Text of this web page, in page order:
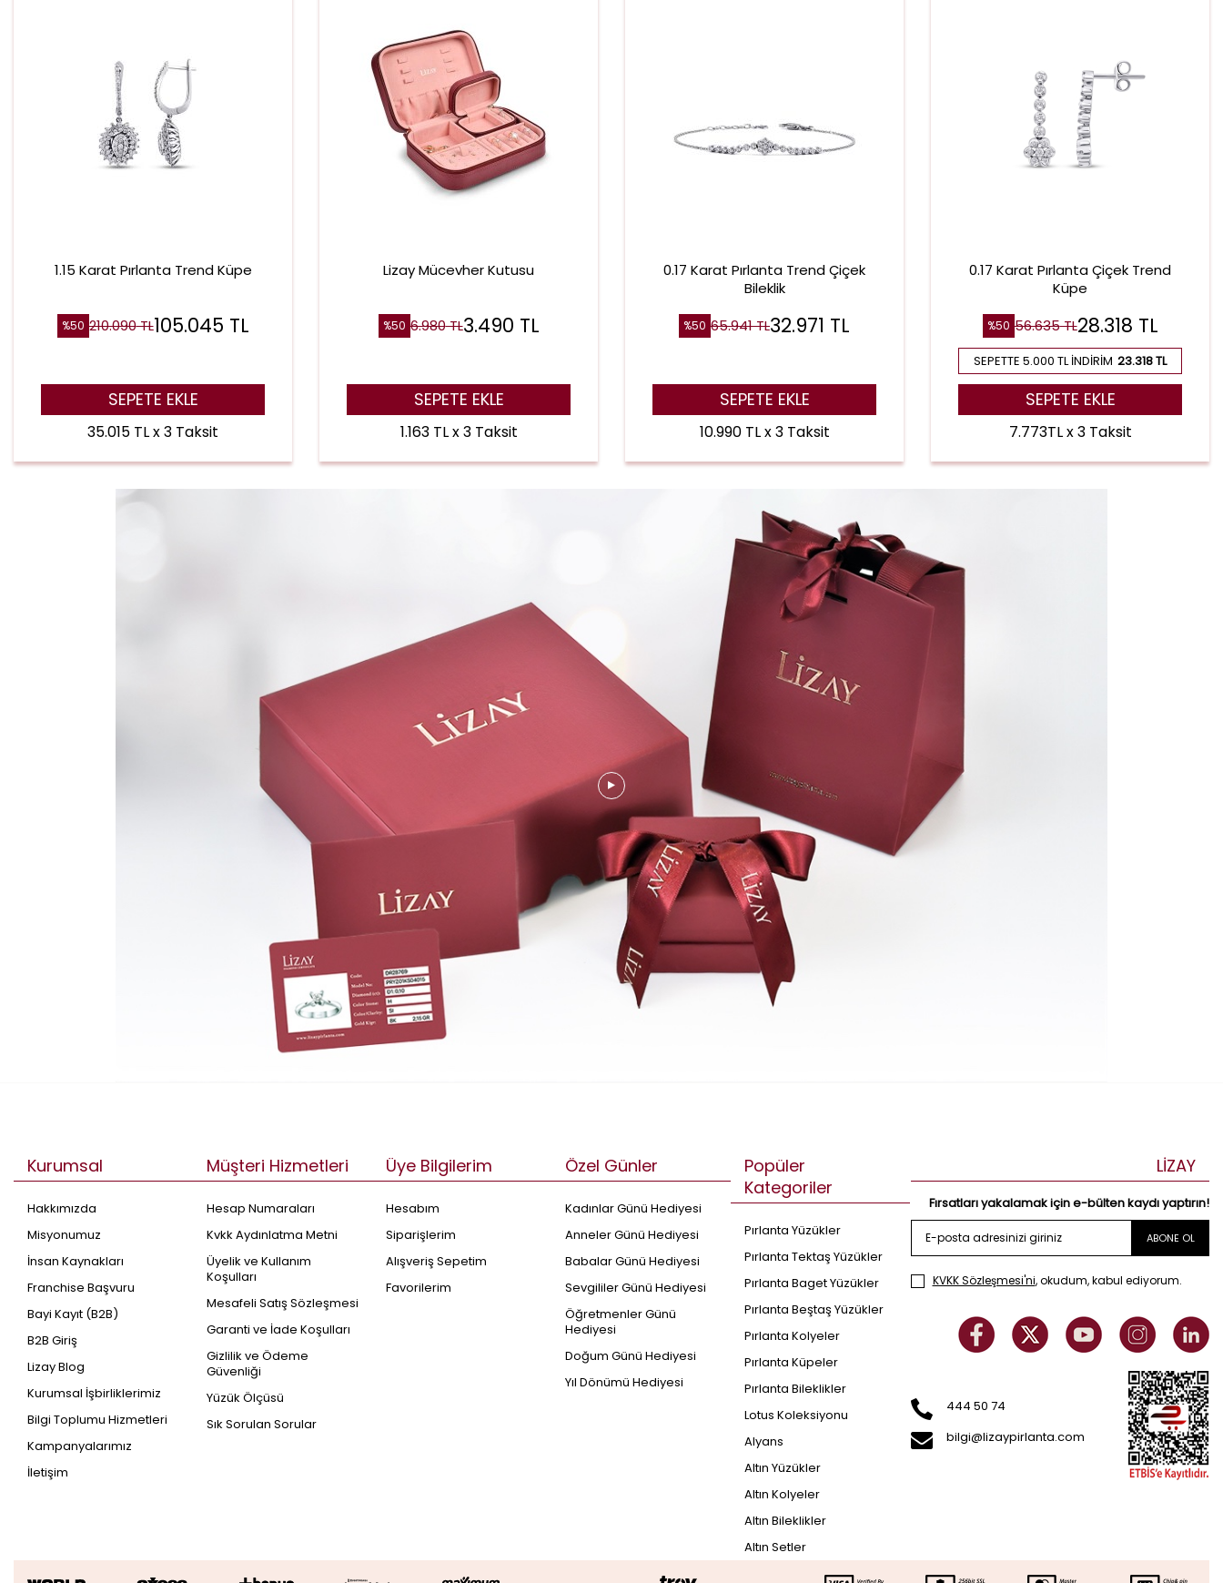
1.15 Karat Pırlanta Trend Küpe
%50 210.090TL105.045 TL
SEPETE EKLE
35.015 TL x 3 Taksit
Lizay Mücevher Kutusu
%50 6.980TL3.490 TL
SEPETE EKLE
1.163 TL x 3 Taksit
0.17 Karat Pırlanta Trend Çiçek
Bileklik
%50 65.941TL32.971 TL
SEPETE EKLE
10.990 TL x 3 Taksit
0.17 Karat Pırlanta Çiçek Trend
Küpe
%50 56.635TL28.318 TL
SEPETTE 5.000 TL İNDIRIM 23.318 TL
SEPETE EKLE
7.773TL x 3 Taksit
Kurumsal
Hakkımızda
Misyonumuz
İnsan Kaynakları
Franchise Başvuru
Bayi Kayıt (B2B)
B2B Giriş
Lizay Blog
Kurumsal İşbirliklerimiz
Bilgi Toplumu Hizmetleri
Kampanyalarımız
İletişim
Müşteri Hizmetleri
Hesap Numaraları
Kvkk Aydınlatma Metni
Üyelik ve Kullanım
Koşulları
Mesafeli Satış Sözleşmesi
Garanti ve İade Koşulları
Gizlilik ve Ödeme
Güvenliği
Yüzük Ölçüsü
Sık Sorulan Sorular
Üye Bilgilerim
Hesabım
Siparişlerim
Alışveriş Sepetim
Favorilerim
Özel Günler
Kadınlar Günü Hediyesi
Anneler Günü Hediyesi
Babalar Günü Hediyesi
Sevgililer Günü Hediyesi
Öğretmenler Günü
Hediyesi
Doğum Günü Hediyesi
Yıl Dönümü Hediyesi
Popüler
Kategoriler
Pırlanta Yüzükler
Pırlanta Tektaş Yüzükler
Pırlanta Baget Yüzükler
Pırlanta Beştaş Yüzükler
Pırlanta Kolyeler
Pırlanta Küpeler
Pırlanta Bileklikler
Lotus Koleksiyonu
Alyans
Altın Yüzükler
Altın Kolyeler
Altın Bileklikler
Altın Setler
LİZAY
Fırsatları yakalamak için e-bülten kaydı yaptırın!
ABONE OL
KVKK Sözleşmesi'ni, okudum, kabul ediyorum.
444 50 74
bilgi@lizaypirlanta.com